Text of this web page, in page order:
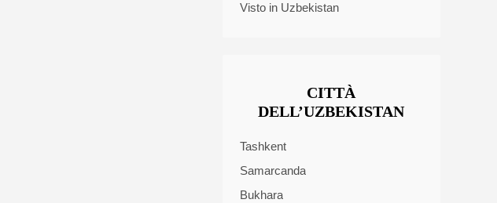
Visto in Uzbekistan
CITTÀ
DELL’UZBEKISTAN
Tashkent
Samarcanda
Bukhara